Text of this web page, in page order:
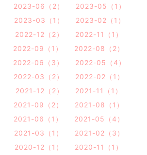
2023-06（2）
2023-05（1）
2023-03（1）
2023-02（1）
2022-12（2）
2022-11（1）
2022-09（1）
2022-08（2）
2022-06（3）
2022-05（4）
2022-03（2）
2022-02（1）
2021-12（2）
2021-11（1）
2021-09（2）
2021-08（1）
2021-06（1）
2021-05（4）
2021-03（1）
2021-02（3）
2020-12（1）
2020-11（1）